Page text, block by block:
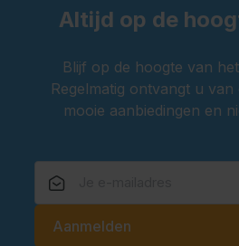
Altijd op de
Blijf op de hoogte van
Regelmatig ontvangt u
mooie aanbiedingen en
Aanmelden